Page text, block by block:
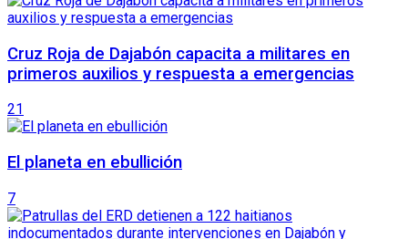
Cruz Roja de Dajabón capacita a militares en
primeros auxilios y respuesta a emergencias
21
El planeta en ebullición
7